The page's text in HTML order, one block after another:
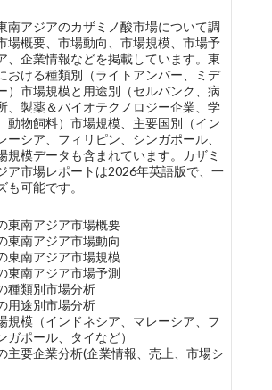
南アジアのカザミノ酸市場について調
場概要、市場動向、市場規模、市場予
、企業情報などを掲載しています。東
おける種類別（ライトアンバー、ミデ
）市場規模と用途別（セルバンク、病
、製薬＆バイオテクノロジー企業、学
動物飼料）市場規模、主要国別（イン
ーシア、フィリピン、シンガポール、
規模データも含まれています。カザミ
ア市場レポートは2026年英語版で、一
可能です。
東南アジア市場概要
東南アジア市場動向
東南アジア市場規模
東南アジア市場予測
種類別市場分析
用途別市場分析
規模（インドネシア、マレーシア、フ
ガポール、タイなど）
主要企業分析(企業情報、売上、市場シ